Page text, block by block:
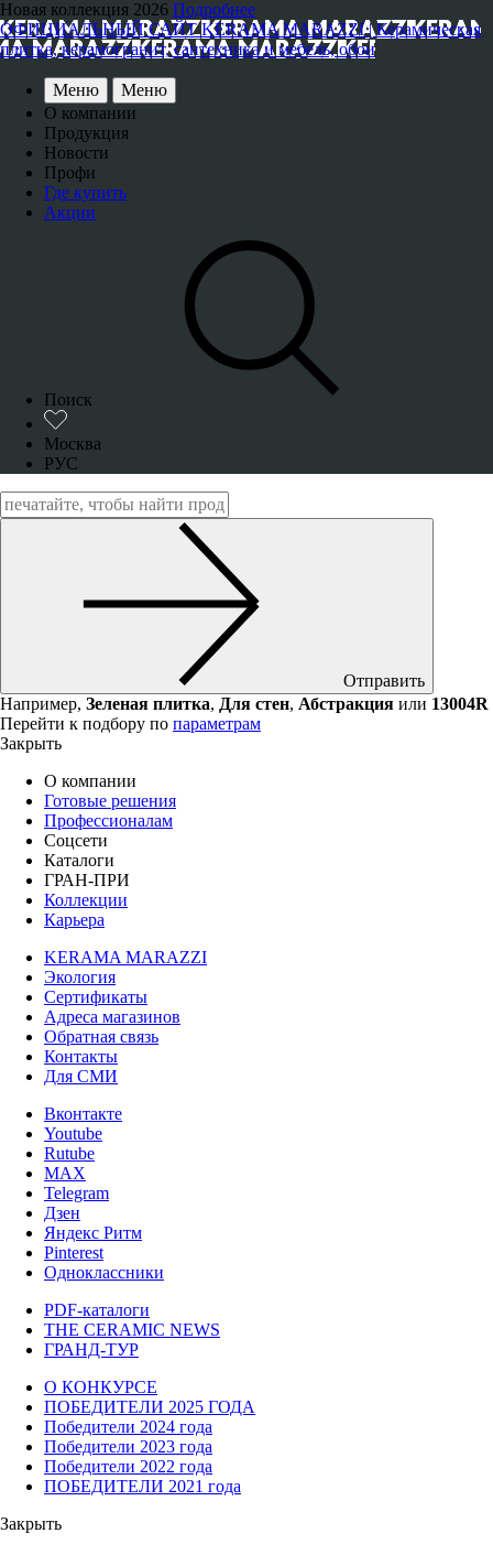
Новая коллекция 2026 Подробнее
ОФИЦИАЛЬНЫЙ САЙТ KERAMA MARAZZI | Керамическая
плитка, керамогранит, сантехника и мебель, обои
Меню
Меню
О компании
Продукция
Новости
Профи
Где купить
Акции
Поиск
Москва
РУС
Отправить
Например, Зеленая плитка, Для стен, Абстракция или 13004R
Перейти к подбору по параметрам
Закрыть
О компании
Готовые решения
Профессионалам
Соцсети
Каталоги
ГРАН-ПРИ
Коллекции
Карьера
KERAMA MARAZZI
Экология
Сертификаты
Адреса магазинов
Обратная связь
Контакты
Для СМИ
Вконтакте
Youtube
Rutube
MAX
Telegram
Дзен
Яндекс Ритм
Pinterest
Одноклассники
PDF-каталоги
THE CERAMIC NEWS
ГРАНД-ТУР
О КОНКУРСЕ
ПОБЕДИТЕЛИ 2025 ГОДА
Победители 2024 года
Победители 2023 года
Победители 2022 года
ПОБЕДИТЕЛИ 2021 года
Закрыть